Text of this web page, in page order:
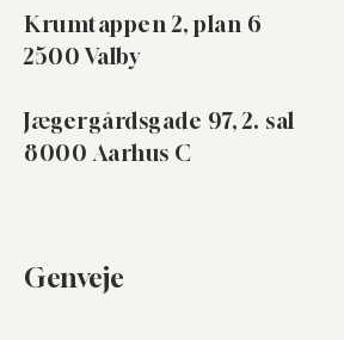
Krumtappen 2, plan 6
2500 Valby
Jægergårdsgade 97, 2. sal
8000 Aarhus C
Genveje